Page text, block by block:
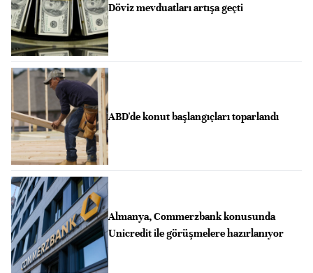
Döviz mevduatları artışa geçti
ABD'de konut başlangıçları toparlandı
Almanya, Commerzbank konusunda
Unicredit ile görüşmelere hazırlanıyor